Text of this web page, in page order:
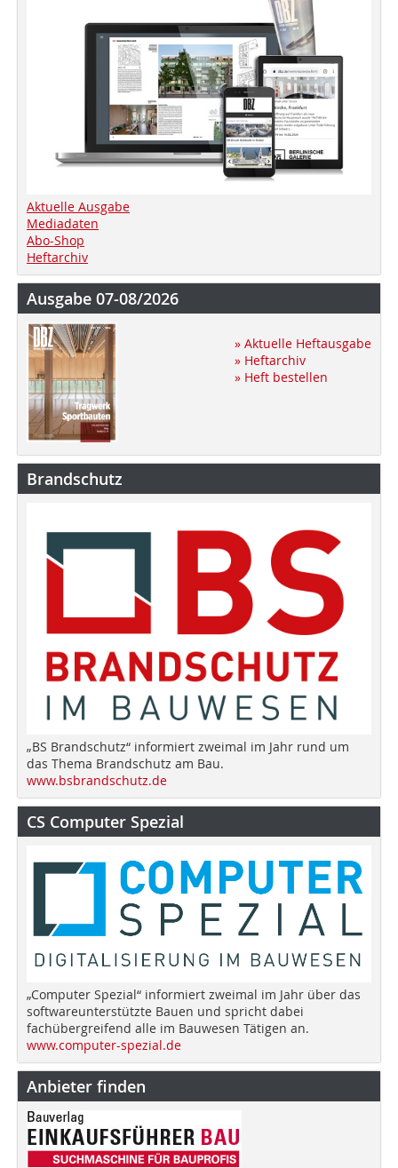
Aktuelle Ausgabe
Mediadaten
Abo-Shop
Heftarchiv
Ausgabe 07-08/2026
» Aktuelle Heftausgabe
» Heftarchiv
» Heft bestellen
Brandschutz
„BS Brandschutz“ informiert zweimal im Jahr rund um
das Thema Brandschutz am Bau.
www.bsbrandschutz.de
CS Computer Spezial
„Computer Spezial“ informiert zweimal im Jahr über das
softwareunterstützte Bauen und spricht dabei
fachübergreifend alle im Bauwesen Tätigen an.
www.computer-spezial.de
Anbieter finden